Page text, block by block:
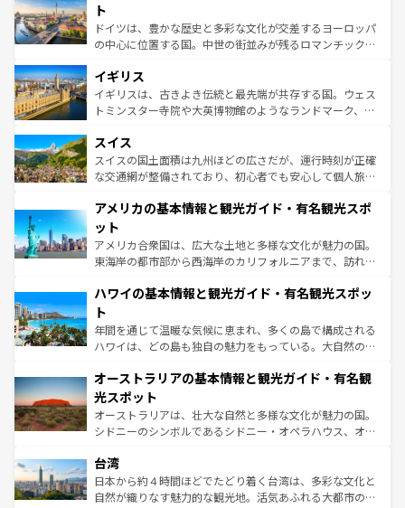
ンテンツ一覧 を参照してほしい。
聖堂、美しいビーチ、そして豊かな自然が、訪れる者を心
から魅了する。また、フランスは美食の国としても知ら
れ、フランス料理はユネスコ無形文化遺産にも登録されて
香り高いラベンダー畑など、多彩な楽しみ方が可能だ。さ
らに、パリ以外の地域にも魅力が溢れており、どの街角に
も豊かな歴史と文化が息づいている。パリ以外の個性あふ
を参照してほしい。
ト
ドイツは、豊かな歴史と多彩な文化が交差するヨーロッパ
の中心に位置する国。中世の街並みが残るロマンチック街
顔を持つこの国は、どこを歩いても飽きることがない。ベ
ルリンの文化的活気、バイエルン州のアルプスの絶景、そ
してライン川沿いのワイン畑といった風景は必見。ビール
は、お酒好きな人にはぜひ体験してほしい。 なお、新着の
ドイツ情報はコンテンツ一覧を参照してほしい。
イギリス
イギリスは、古きよき伝統と最先端が共存する国。ウェス
トミンスター寺院や大英博物館のようなランドマーク、歴
リアごとに異なる魅力がある。また、優雅なアフタヌーン
ティー、ビール好きにはたまらない英国パブ、サッカー観
戦など、本場だからこそできる体験も豊富。イギリスを旅
ンツ一覧を参照してほしい。
スイス
スイスの国土面積は九州ほどの広さだが、運行時刻が正確
な交通網が整備されており、初心者でも安心して個人旅行
の建物がそのまま残る町や、スイスならではのユニークな
博物館もあり、アルプス観光だけでなく町歩きも満喫する
ことができる。国民の所得が高いため物価も高いが、旅行
者向けの交通パス提供のサービスもあり、うまく活用すれ
着のスイス情報はコンテンツ一覧を参照してほしい。
アメリカの基本情報と観光ガイド・有名観光スポ
ット
アメリカ合衆国は、広大な土地と多様な文化が魅力の国。
東海岸の都市部から西海岸のカリフォルニアまで、訪れる
のような巨大都市は、観光、ショッピング、エンターテイ
ンメントが詰まった刺激的なスポットだ。一方、アメリカ
西部には大自然が広がり、グランドキャニオンやイエロー
ストーン国立公園といった絶景が堪能できる。さらに、南
文化が魅力。旅行者はアメリカの各地域で異なる魅力を楽
しみながら、その多様性と豊かな歴史を感じることができ
るだろう。車でのロードトリップや列車の旅も、アメリカ
ならではの贅沢な旅のスタイルだ。 なお、新着のアメリカ
情報は コンテンツ一覧 を参照してほしい。
ハワイの基本情報と観光ガイド・有名観光スポッ
ト
年間を通じて温暖な気候に恵まれ、多くの島で構成される
ハワイは、どの島も独自の魅力をもっている。大自然の神
ワイ島は見逃せない。また、定番の観光地といえばオアフ
島だが、静かな自然を求めるならマウイ島やカウアイ島が
おすすめ。エメラルドグリーンに輝く海をはじめ、豊かな
文化や歴史が息づいている。「アロハスピリット」と呼ば
人々、おいしいローカルフードやハワイアンミュージッ
ク、伝統的なフラダンスなど、すべてがハワイの魅力を彩
っている。訪れるたびに新しい発見と感動が待っているハ
オーストラリアの基本情報と観光ガイド・有名観
光スポット
オーストラリアは、壮大な自然と多様な文化が魅力の国。
シドニーのシンボルであるシドニー・オペラハウス、オー
リアリーフや大陸中央部にそびえるウルル（エアーズロッ
ク）、タスマニアの美しい原生林やケアンズの熱帯雨林な
ど、見どころがたくさん。また、カフェやワイン、オージ
台湾
日本から約４時間ほどでたどり着く台湾は、多彩な文化と
自然が織りなす魅力的な観光地。活気あふれる大都市の台